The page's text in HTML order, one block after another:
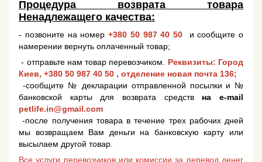
Процедура возврата товара
Ненадлежащего качества:
- позвоните на номер +380 50 987 40 50
и сообщите о
намерении вернуть оплаченный товар;
- отправьте нам товар перевозчиком. Реквизиты: Город
Киев, +380 50 987 40 50 , отделение новая почта 136;
-сообщите № декларации отправленной посылки и №
банковской карты для возврата средств на e-mail
petlife.in@gmail.com
-после получения товара в течение трех рабочих дней
мы возвращаем Вам деньги на банковскую карту или
высылаем другой товар.
Все услуги перевозчиков или комиссии за перевод денег